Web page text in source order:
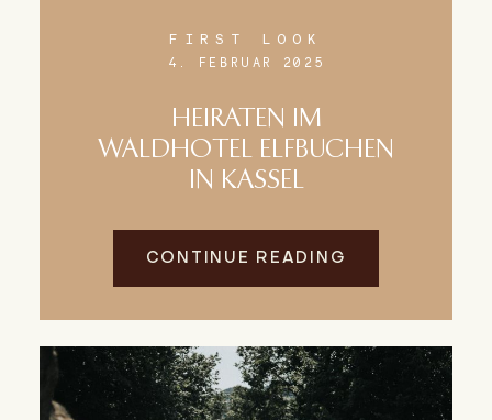
FIRST LOOK
4. FEBRUAR 2025
HEIRATEN IM
WALDHOTEL ELFBUCHEN
IN KASSEL
CONTINUE READING